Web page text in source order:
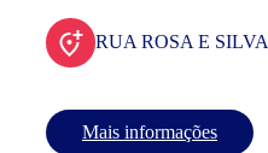
RUA ROSA E SILVA
Mais informações